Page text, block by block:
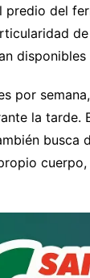
predio del
disponibles
por
la